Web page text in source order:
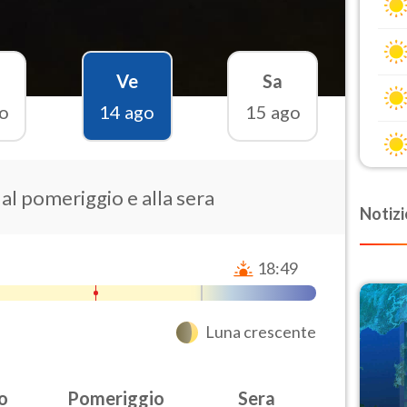
Ve
14 ago
Sa
15 ago
pomeriggio e alla sera
18:49
Luna crescente
Pomeriggio Sera